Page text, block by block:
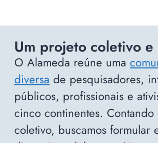
Um projeto coletivo
O Alameda reúne uma
diversa de pesquisadores,
públicos, profissionais e
cinco continentes. Contando
coletivo, buscamos formular